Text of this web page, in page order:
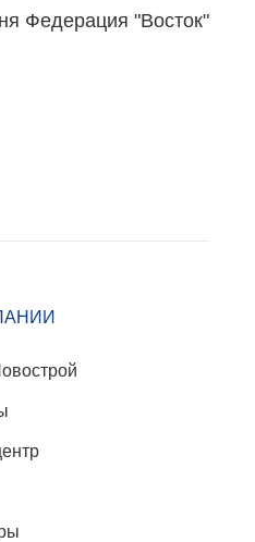
Федерация "Восток"